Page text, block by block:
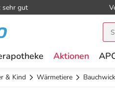
sehr gut
Aktionen
& Kind Wärmetiere